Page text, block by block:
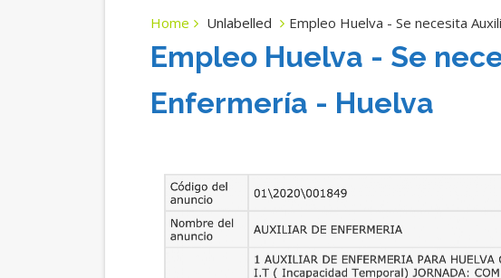
Home Unlabelled Empleo Huelva - Se necesita
Empleo Huelva - Se
Enfermería - Huelva